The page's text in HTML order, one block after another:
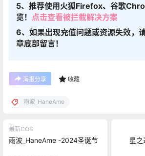
5、推荐使用火狐Firefox、谷歌
览！ 点击查看被拦截解决方案
6、如果出现充值问题或资源失效，
章底部留言！
海报分享 收藏
雨波_HaneAme
最新COS
雨波_HaneAme -2024圣诞节 星